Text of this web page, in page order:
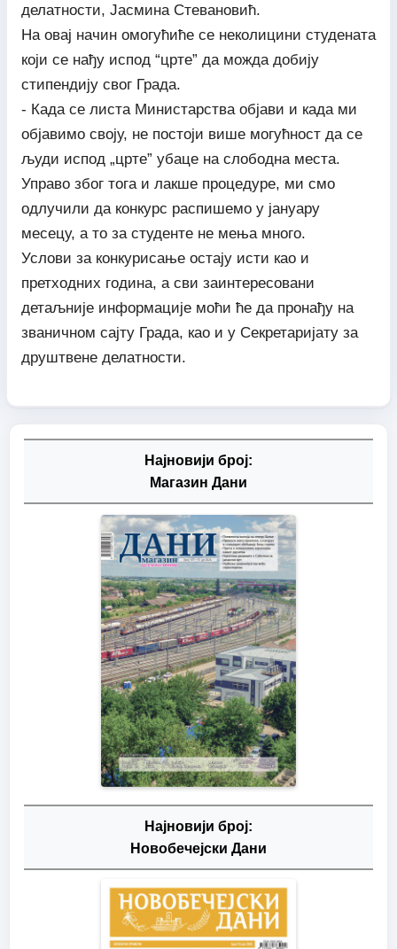
делатности, Јасмина Стевановић.
На овај начин омогућиће се неколицини студената
који се нађу испод “црте” да можда добију
стипендију свог Града.
- Када се листа Министарства објави и када ми
објавимо своју, не постоји више могућност да се
људи испод „црте” убаце на слободна места.
Управо због тога и лакше процедуре, ми смо
одлучили да конкурс распишемо у јануару
месецу, а то за студенте не мења много.
Услови за конкурисање остају исти као и
претходних година, а сви заинтересовани
детаљније информације моћи ће да пронађу на
званичном сајту Града, као и у Секретаријату за
друштвене делатности.
Најновији број:
Магазин Дани
Најновији број:
Новобечејски Дани